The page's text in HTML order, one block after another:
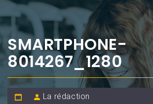
SMARTPHONE-
8014267_1280
La rédaction